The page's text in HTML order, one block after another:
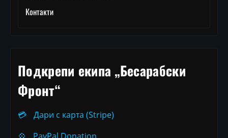
Контакти
Подкрепи екипа „Бесарабски
Фронт“
💳
Дари с карта (Stripe)